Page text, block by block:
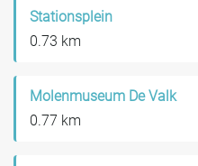
Stationsplein
0.73 km
Molenmuseum De Valk
0.77 km